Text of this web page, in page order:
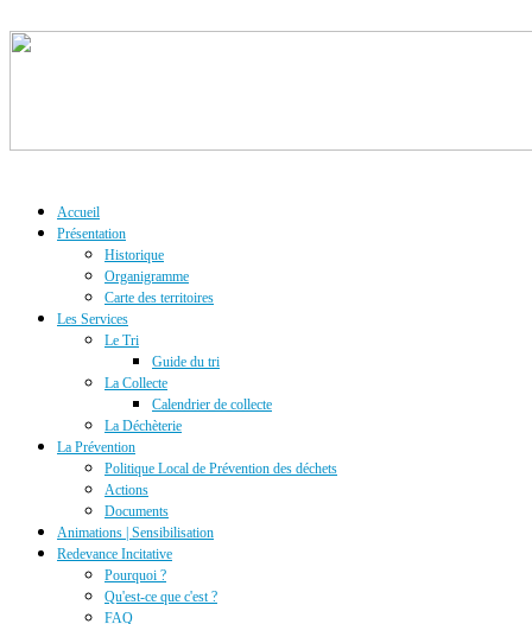
Accueil
Présentation
Historique
Organigramme
Carte des territoires
Les Services
Le Tri
Guide du tri
La Collecte
Calendrier de collecte
La Déchèterie
La Prévention
Politique Local de Prévention des déchets
Actions
Documents
Animations | Sensibilisation
Redevance Incitative
Pourquoi ?
Qu'est-ce que c'est ?
FAQ